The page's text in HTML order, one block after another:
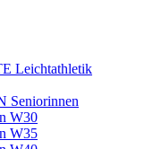
Leichtathletik
Seniorinnen
W30
W35